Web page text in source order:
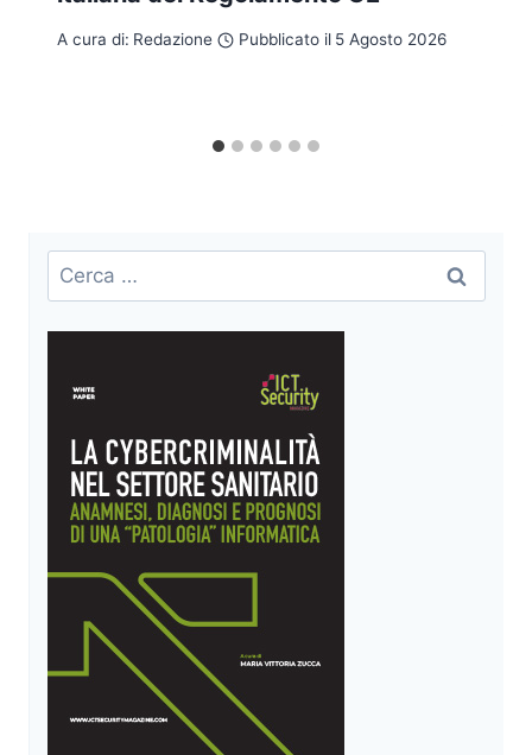
A cura di: Redazione Pubblicato il 5 Agosto 2026
Ricerca
per: